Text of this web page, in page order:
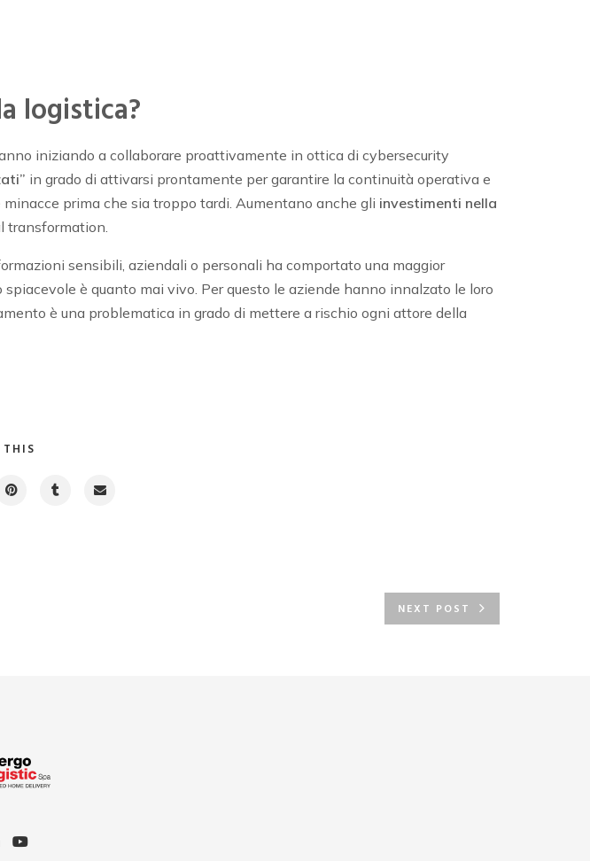
logistica?
iniziando a collaborare proattivamente in ottica di cybersecurity
in grado di attivarsi prontamente per garantire la continuità operativa e
prima che sia troppo tardi. Aumentano anche gli investimenti nella
transformation.
sensibili, aziendali o personali ha comportato una maggior
è quanto mai vivo. Per questo le aziende hanno innalzato le loro
è una problematica in grado di mettere a rischio ogni attore della
THIS
NEXT POST